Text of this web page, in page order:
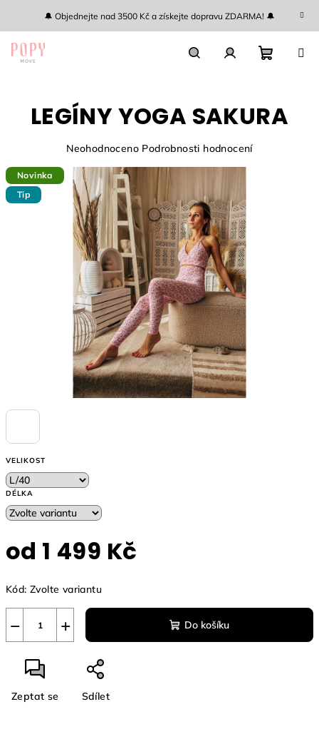
obsah
🔔 Objednejte nad 3500 Kč a získejte dopravu ZDARMA! 🔔
košík
VELIKOST
DÉLKA
od 1 499 Kč
cena:
Kód: Zvolte variantu
+
− Do košíku
Zeptat se Sdílet
LEGÍNY YOGA SAKURA
Průměrné
produktu
je
0,0
hvězdiček.
Neohodnoceno Podrobnosti hodnocení
Novinka
Tip